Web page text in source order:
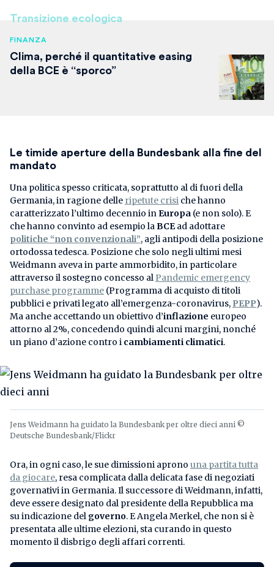
Transizione ecologica
FINANZA
Clima, perché il quantitative easing
della BCE è “sporco”
Le timide aperture della Bundesbank alla fine del
mandato
Una politica spesso criticata, soprattutto al di fuori della
Germania, in ragione delle ripetute crisi che hanno
caratterizzato l’ultimo decennio inEuropa (e non solo). E
che hanno convinto ad esempio laBCEad adottare
politiche “non convenzionali”, agli antipodi della posizione
ortodossa tedesca. Posizione che solo negli ultimi mesi
Weidmann aveva in parte ammorbidito, in particolare
attraverso il sostegno concesso al Pandemic emergency
purchase programme (Programma di acquisto di titoli
pubblici e privati legato all’emergenza-coronavirus, PEPP).
Ma anche accettando un obiettivo d’inflazione europeo
attorno al 2%, concedendo quindi alcuni margini, nonché
un piano d’azione contro i cambiamenti climatici.
Jens Weidmann ha guidato la Bundesbank per oltre dieci anni ©
Deutsche Bundesbank/Flickr
Ora, in ogni caso, le sue dimissioni aprono una partita tutta
da giocare, resa complicata dalla delicata fase di negoziati
governativi in Germania. Il successore di Weidmann, infatti,
deve essere designato dal presidente della Repubblica ma
su indicazione del governo. E Angela Merkel, che non si è
presentata alle ultime elezioni, sta curando in questo
momento il disbrigo degli affari correnti.